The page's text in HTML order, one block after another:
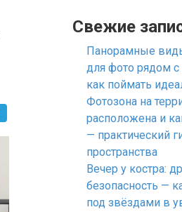
Свежие
Панорамные
для фото рядом
как поймать
Фотозона на
расположена и
— практический
пространства
Вечер у костра:
безопасность —
под звёздами в